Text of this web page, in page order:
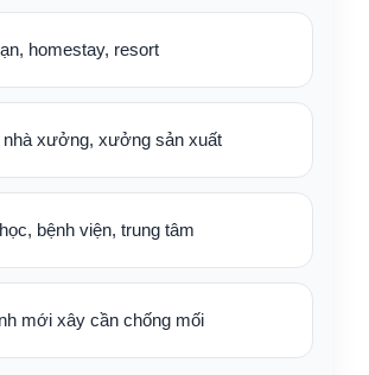
homestay, resort
nhà xưởng, xưởng sản xuất
bệnh viện, trung tâm
mới xây cần chống mối